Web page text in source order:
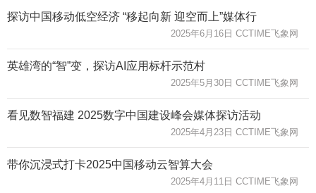
探访中国移动低空经济 “移起向新 迎空而上”媒体行
2025年6月16日 CCTIME飞象网
英雄湾的“智”变，探访AI应用标杆示范村
2025年5月30日 CCTIME飞象网
看见数智福建 2025数字中国建设峰会媒体探访活动
2025年4月23日 CCTIME飞象网
带你沉浸式打卡2025中国移动云智算大会
2025年4月11日 CCTIME飞象网